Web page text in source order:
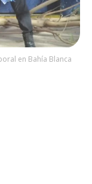
en Bahía Blanca